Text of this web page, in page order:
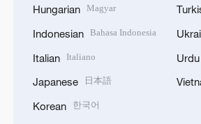
Hungarian Magyar
Indonesian Bahasa Indonesia
Italian Italiano
Japanese 日本語
Korean 한국어
Urdu